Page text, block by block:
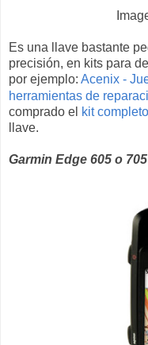
Es una llave bastante
precisión, en kits para
por ejemplo: Acenix -
herramientas de
comprado el kit
llave.
Garmin Edge 605 o